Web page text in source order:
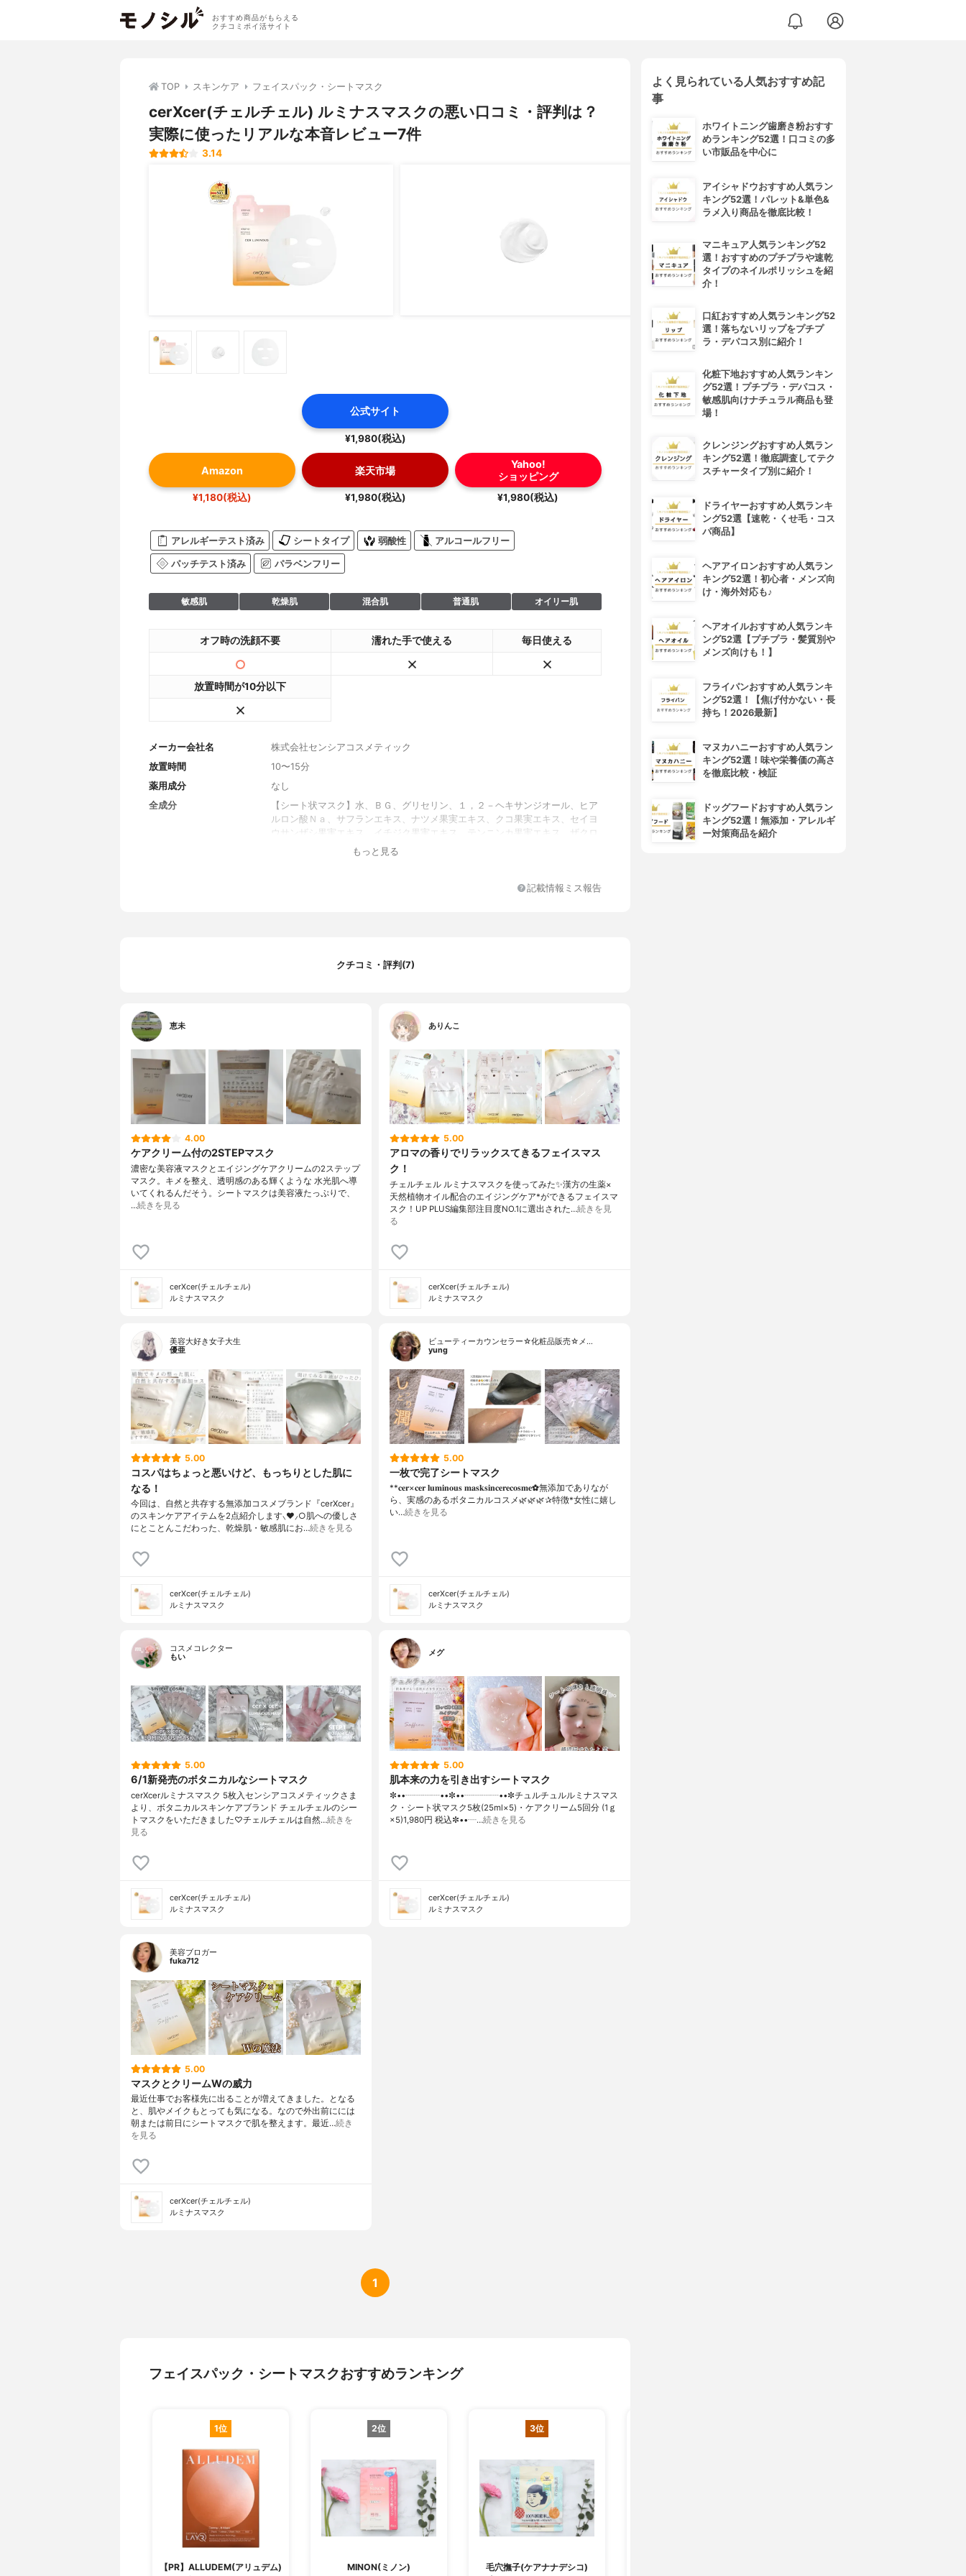
おすすめ商品がもらえる
クチコミポイ活サイト
TOP スキンケア フェイスパック・シートマスク
cerXcer(チェルチェル) ルミナスマスクの悪い口コミ・評判は？
実際に使ったリアルな本音レビュー7件
3.14
公式サイト
¥1,980(税込)
Amazon
¥1,180(税込)
楽天市場
¥1,980(税込)
Yahoo!
ショッピング
¥1,980(税込)
アレルギーテスト済み シートタイプ 弱酸性 アルコールフリー
パッチテスト済み パラベンフリー
敏感肌 乾燥肌 混合肌 普通肌 オイリー肌
オフ時の洗顔不要 濡れた手で使える 毎日使える
放置時間が10分以下
メーカー会社名
株式会社センシアコスメティック
放置時間
10〜15分
薬用成分
なし
全成分
【シート状マスク】水、ＢＧ、グリセリン、１，２－ヘキサンジオール、ヒア
ルロン酸Ｎａ、サフランエキス、ナツメ果実エキス、クコ果実エキス、セイヨ
ウサンザシ果実エキス、イチジク果実エキス、テンニンカ果実エキス、ザクロ
エキス、オタネニンジン根エキス、ムラサキ根エキス、トウキ根エキス、オウ
ンＨＣｌ、パントテン酸Ｃａ、パンテノール、ビオチン、ベタイン、プロパン
ポリソルベート８０、ヒアルロン酸Ｎａ、サフランエキス、ナツメ果実エキ
ウリエキス、ホホバ種子油、アーモンド油、チャ種子油、１，２－ヘキサンジ
オール、ベタイン、アラントイン、アデノシン、パンテノール、酢酸トコフェ
ロール、パルミトイルペンタペプチド－４、（Ｃ１３，１４）イソパラフィ
ン、トリステアリン酸ソルビタン、ポリアクリル酸Ｎａ、カプリル酸グリセリ
ル、ジメチコン、ラウレス－７、 セテアリルアルコール、ＥＤＴＡ－２Ｎａ、
クスノキ樹皮油、オレンジ果皮油、ジャスミン油
内容量
5枚入り(シート状マスク：25ml×5、ケアクリーム：1g×5)
香り
静けさが訪れるボタニカルな香り
製造国
内容量のバリエーション
1枚入り(シート状マスク：25ml、ケアクリーム：1g)
もっと見る
記載情報ミス報告
クチコミ・評判(7)
恵未
4.00
ケアクリーム付の2STEPマスク
濃密な美容液マスクとエイジングケアクリームの2ステップ
マスク。キメを整え、透明感のある輝くような 水光肌へ導
いてくれるんだそう。シートマスクは美容液たっぷりで、
…続きを見る
cerXcer(チェルチェル)
ルミナスマスク
ありんこ
5.00
アロマの香りでリラックスてきるフェイスマス
ク！
チェルチェル ルミナスマスクを使ってみた✨漢方の生薬×
天然植物オイル配合のエイジングケア*ができるフェイスマ
スク！UP PLUS編集部注目度NO.1に選出された…続きを見
る
cerXcer(チェルチェル)
ルミナスマスク
美容大好き女子大生
優亜
5.00
コスパはちょっと悪いけど、もっちりとした肌に
なる！
今回は、自然と共存する無添加コスメブランド『cerXcer』
のスキンケアアイテムを2点紹介します⸜❤︎⸝‍○肌への優しさ
にとことんこだわった、乾燥肌・敏感肌にお…続きを見る
cerXcer(チェルチェル)
ルミナスマスク
ビューティーカウンセラー☆化粧品販売☆メ…
yung
5.00
一枚で完了シートマスク
**𝐜𝐞𝐫×𝐜𝐞𝐫 𝐥𝐮𝐦𝐢𝐧𝐨𝐮𝐬 𝐦𝐚𝐬𝐤𝐬𝐢𝐧𝐜𝐞𝐫𝐞𝐜𝐨𝐬𝐦𝐞⁡⁡⁡✿無添加でありなが
ら、実感のあるボタニカルコスメ🌿🌿🌿⁡⁡⁡⁡✰特徴⁡*女性に嬉し
い…続きを見る
cerXcer(チェルチェル)
ルミナスマスク
コスメコレクター
もい
5.00
6/1新発売のボタニカルなシートマスク
cerXcerルミナスマスク 5枚入センシアコスメティックさま
より、ボタニカルスキンケアブランド チェルチェルのシー
トマスクをいただきました♡チェルチェルは自然…続きを
見る
cerXcer(チェルチェル)
ルミナスマスク
メグ
5.00
肌本来の力を引き出すシートマスク
✼••┈┈┈┈••✼••┈┈┈┈••✼チュルチュルルミナスマス
ク・シート状マスク5枚(25ml×5)・ケアクリーム5回分 (1ｇ
×5)1,980円 税込✼••┈…続きを見る
cerXcer(チェルチェル)
ルミナスマスク
美容ブロガー
fuka712
5.00
マスクとクリームWの威力
最近仕事でお客様先に出ることが増えてきました。⁣となる
と、肌やメイクもとっても気になる。⁣なので外出前にには
朝または前日に⁣シートマスクで肌を整えます。⁣⁣最近…続き
を見る
cerXcer(チェルチェル)
ルミナスマスク
1
フェイスパック・シートマスクおすすめランキング
1位
【PR】ALLUDEM(アリュデム)
2位
MINON(ミノン)
3位
毛穴撫子(ケアナナデシコ)
よく見られている人気おすすめ記
事
ホワイトニング歯磨き粉おすす
めランキング52選！口コミの多
い市販品を中心に
アイシャドウおすすめ人気ラン
キング52選！パレット&単色&
ラメ入り商品を徹底比較！
マニキュア人気ランキング52
選！おすすめのプチプラや速乾
タイプのネイルポリッシュを紹
介！
口紅おすすめ人気ランキング52
選！落ちないリップをプチプ
ラ・デパコス別に紹介！
化粧下地おすすめ人気ランキン
グ52選！プチプラ・デパコス・
敏感肌向けナチュラル商品も登
場！
クレンジングおすすめ人気ラン
キング52選！徹底調査してテク
スチャータイプ別に紹介！
ドライヤーおすすめ人気ランキ
ング52選【速乾・くせ毛・コス
パ商品】
ヘアアイロンおすすめ人気ラン
キング52選！初心者・メンズ向
け・海外対応も♪
ヘアオイルおすすめ人気ランキ
ング52選【プチプラ・髪質別や
メンズ向けも！】
フライパンおすすめ人気ランキ
ング52選！【焦げ付かない・長
持ち！2026最新】
マヌカハニーおすすめ人気ラン
キング52選！味や栄養価の高さ
を徹底比較・検証
ドッグフードおすすめ人気ラン
キング52選！無添加・アレルギ
ー対策商品を紹介